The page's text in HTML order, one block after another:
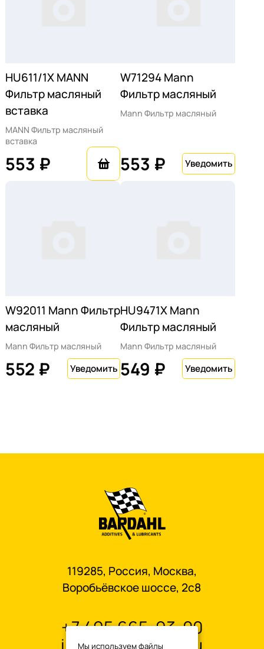
HU611/1X MANN
Фильтр масляный
вставка
MANN Фильтр масляный
вставка
553 ₽
W71294 Mann
Фильтр масляный
Mann Фильтр масляный
553 ₽
W92011 Mann Фильтр
масляный
Mann Фильтр масляный
552 ₽
HU9471X Mann
Фильтр масляный
Mann Фильтр масляный
549 ₽
119285, Россия, Москва,
Воробьёвское шоссе, 2с8
+7 495 665-93-00
Мы используем файлы